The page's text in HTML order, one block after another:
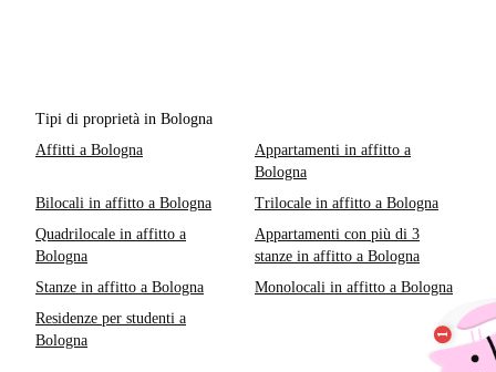
Tipi di proprietà in Bologna
Affitti a Bologna
Appartamenti in affitto a
Bologna
Bilocali in affitto a Bologna
Trilocale in affitto a Bologna
Quadrilocale in affitto a
Bologna
Appartamenti con più di 3
stanze in affitto a Bologna
Stanze in affitto a Bologna
Monolocali in affitto a Bologna
Residenze per studenti a
Bologna